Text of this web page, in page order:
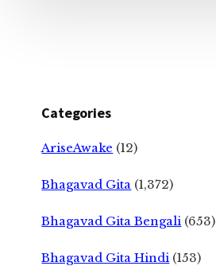
Categories
AriseAwake (12)
Bhagavad Gita (1,372)
Bhagavad Gita Bengali (653)
Bhagavad Gita Hindi (153)